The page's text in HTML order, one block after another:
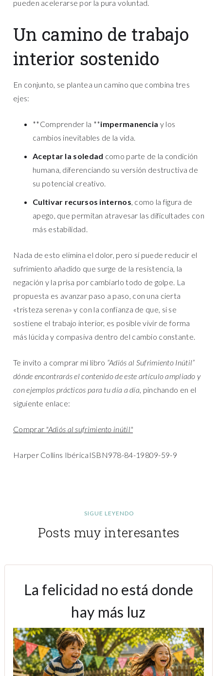
pueden acelerarse por la pura voluntad.
Un camino de trabajo
interior sostenido
En conjunto, se plantea un camino que combina tres
ejes:
**Comprender la **impermanencia y los
cambios inevitables de la vida.
Aceptar la soledad como parte de la condición
humana, diferenciando su versión destructiva de
su potencial creativo.
Cultivar recursos internos, como la figura de
apego, que permitan atravesar las dificultades con
más estabilidad.
Nada de esto elimina el dolor, pero sí puede reducir el
sufrimiento añadido que surge de la resistencia, la
negación y la prisa por cambiarlo todo de golpe. La
propuesta es avanzar paso a paso, con una cierta
«tristeza serena» y con la confianza de que, si se
sostiene el trabajo interior, es posible vivir de forma
más lúcida y compasiva dentro del cambio constante.
Te invito a comprar mi libro “Adiós al Sufrimiento Inútil”
dónde encontrarás el contenido de este artículo ampliado y
con ejemplos prácticos para tu día a día, pinchando en el
siguiente enlace:
Comprar "Adiós al sufrimiento inútil"
Harper Collins IbéricaISBN978-84-19809-59-9
SIGUE LEYENDO
Posts muy interesantes
La felicidad no está donde
hay más luz